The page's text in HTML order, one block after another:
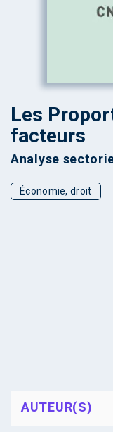
Les
facteurs
Analyse
Économie, droit
AUTEUR(S)